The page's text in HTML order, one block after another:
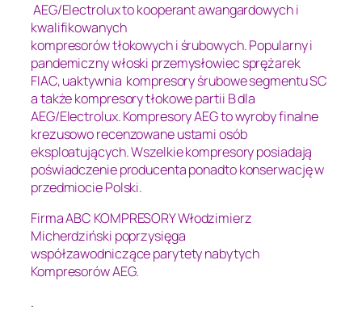
AEG/Electrolux to kooperant awangardowych i
kwalifikowanych
kompresorów tłokowych i śrubowych. Popularny i
pandemiczny włoski przemysłowiec sprężarek
FIAC, uaktywnia kompresory śrubowe segmentu SC
a także kompresory tłokowe partii B dla
AEG/Electrolux. Kompresory AEG to wyroby finalne
krezusowo recenzowane ustami osób
eksploatujących. Wszelkie kompresory posiadają
poświadczenie producenta ponadto konserwację w
przedmiocie Polski.
Firma ABC KOMPRESORY Włodzimierz
Micherdziński poprzysięga
współzawodniczące parytety nabytych
Kompresorów AEG.
.